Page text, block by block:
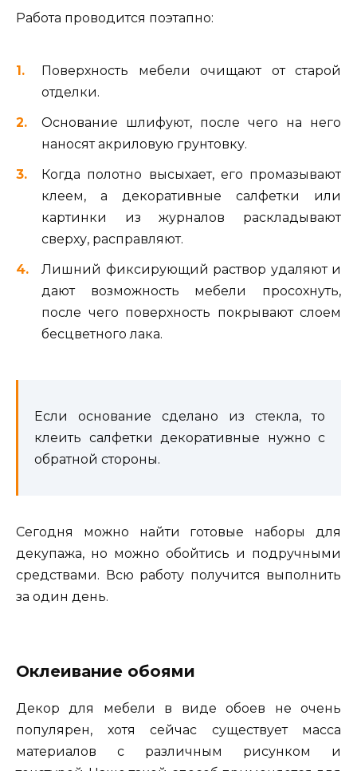
Работа проводится поэтапно:
Поверхность мебели очищают от старой
отделки.
Основание шлифуют, после чего на него
наносят акриловую грунтовку.
Когда полотно высыхает, его промазывают
клеем, а декоративные салфетки или
картинки из журналов раскладывают
сверху, расправляют.
Лишний фиксирующий раствор удаляют и
дают возможность мебели просохнуть,
после чего поверхность покрывают слоем
бесцветного лака.
Если основание сделано из стекла, то
клеить салфетки декоративные нужно с
обратной стороны.
Сегодня можно найти готовые наборы для
декупажа, но можно обойтись и подручными
средствами. Всю работу получится выполнить
за один день.
Оклеивание обоями
Декор для мебели в виде обоев не очень
популярен, хотя сейчас существует масса
материалов с различным рисунком и